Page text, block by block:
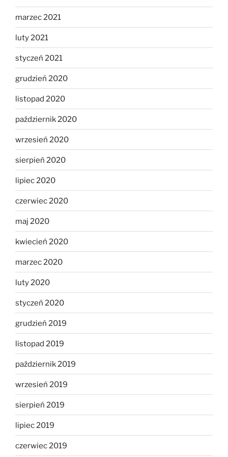
marzec 2021
luty 2021
styczeń 2021
grudzień 2020
listopad 2020
październik 2020
wrzesień 2020
sierpień 2020
lipiec 2020
czerwiec 2020
maj 2020
kwiecień 2020
marzec 2020
luty 2020
styczeń 2020
grudzień 2019
listopad 2019
październik 2019
wrzesień 2019
sierpień 2019
lipiec 2019
czerwiec 2019